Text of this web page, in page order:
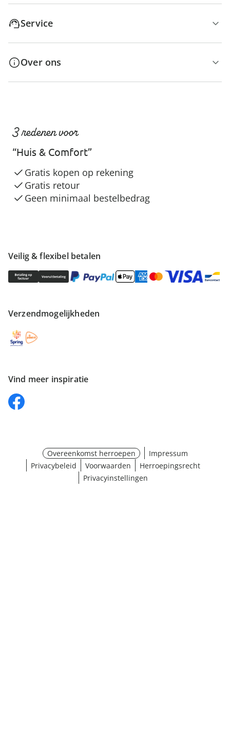
Service
Over ons
Veilig & flexibel betalen
Verzendmogelijkheden
Vind meer inspiratie
3 redenen voor
“Huis & Comfort”
Gratis kopen op rekening
Gratis retour
Geen minimaal bestelbedrag
Overeenkomst herroepen
Impressum
Privacybeleid
Voorwaarden
Herroepingsrecht
Privacyinstellingen